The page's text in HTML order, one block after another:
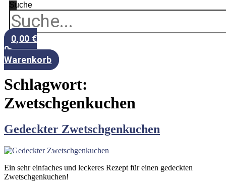
Suche
0,00 €
0
Warenkorb
Schlagwort:
Zwetschgenkuchen
Gedeckter Zwetschgenkuchen
Ein sehr einfaches und leckeres Rezept für einen gedeckten
Zwetschgenkuchen!